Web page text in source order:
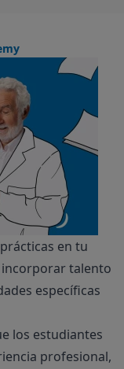
en tu
incorporar talento
específicas
los estudiantes
profesional,